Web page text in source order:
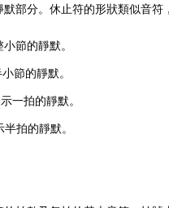
部分。休止符的形狀類似音
小節的靜默。
節的靜默。
示一拍的靜默。
半拍的靜默。